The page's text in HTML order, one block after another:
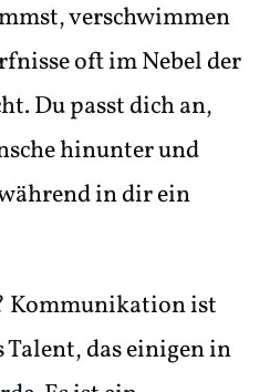
verschwimmen
oft im Nebel der
Du passt dich an,
hinunter und
in dir ein
Kommunikation ist
das einigen in